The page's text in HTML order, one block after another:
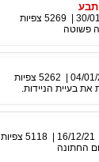
תבע
30/
5269 צפיות
פשוטה
04/01/
5262 צפיות
את בעיית הניידות.
16/12/21
5118 צפיות
החתונה